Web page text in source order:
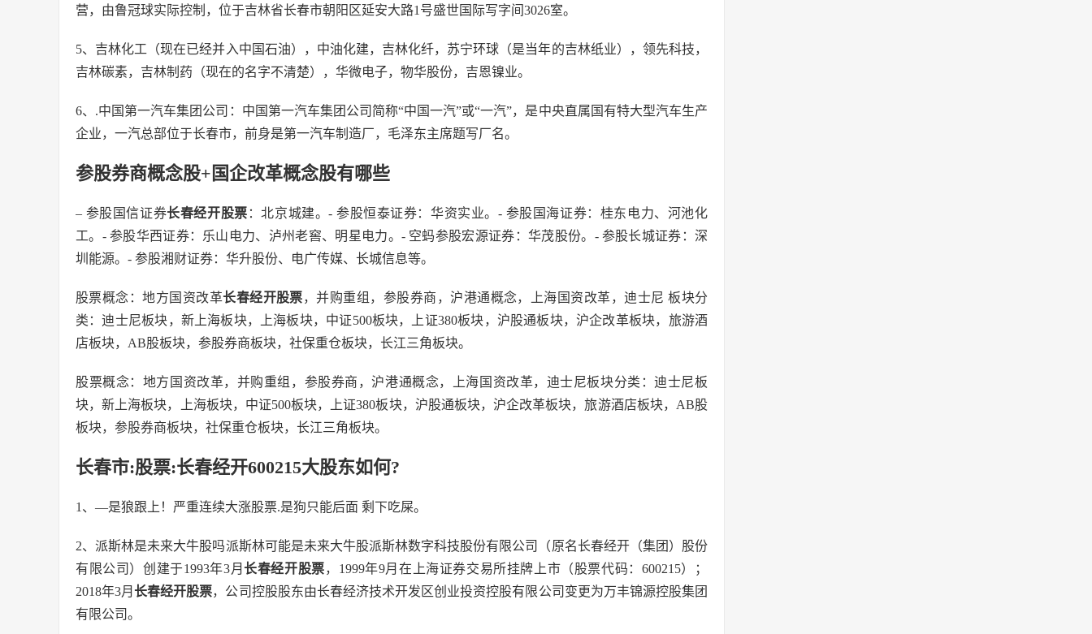
营，由鲁冠球实际控制，位于吉林省长春市朝阳区延安大路1号盛世国际写字间3026室。
5、吉林化工（现在已经并入中国石油），中油化建，吉林化纤，苏宁环球（是当年的吉林纸业），领先科技，
吉林碳素，吉林制药（现在的名字不清楚），华微电子，物华股份，吉恩镍业。
6、.中国第一汽车集团公司：中国第一汽车集团公司简称“中国一汽”或“一汽”，是中央直属国有特大型汽车生产
企业，一汽总部位于长春市，前身是第一汽车制造厂，毛泽东主席题写厂名。
参股券商概念股+国企改革概念股有哪些
– 参股国信证券长春经开股票 ：北京城建。- 参股恒泰证券：华资实业。- 参股国海证券：桂东电力、河池化
工。- 参股华西证券：乐山电力、泸州老窖、明星电力。- 空蚂参股宏源证券：华茂股份。- 参股长城证券：深
圳能源。- 参股湘财证券：华升股份、电广传媒、长城信息等。
股票概念：地方国资改革长春经开股票，并购重组，参股券商，沪港通概念，上海国资改革，迪士尼 板块分
类：迪士尼板块，新上海板块，上海板块，中证500板块，上证380板块，沪股通板块，沪企改革板块，旅游酒
店板块，AB股板块，参股券商板块，社保重仓板块，长江三角板块。
股票概念：地方国资改革，并购重组，参股券商，沪港通概念，上海国资改革，迪士尼板块分类：迪士尼板
块，新上海板块，上海板块，中证500板块，上证380板块，沪股通板块，沪企改革板块，旅游酒店板块，AB股
板块，参股券商板块，社保重仓板块，长江三角板块。
长春市:股票:长春经开600215大股东如何?
1、—是狼跟上！严重连续大涨股票.是狗只能后面 剩下吃屎。
2、派斯林是未来大牛股吗派斯林可能是未来大牛股派斯林数字科技股份有限公司（原名长春经开（集团）股份
有限公司）创建于1993年3月 长春经开股票，1999年9月在上海证券交易所挂牌上市（股票代码：600215）；
2018年3月 长春经开股票，公司控股股东由长春经济技术开发区创业投资控股有限公司变更为万丰锦源控股集团
有限公司。